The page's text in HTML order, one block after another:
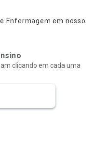
Enfermagem em nosso
clicando em cada uma